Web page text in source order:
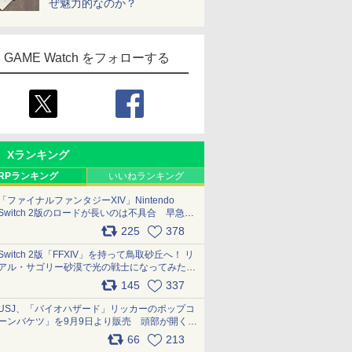
ぜ魅力的なのか？
GAME Watch をフォローする
Xランキング
ランキング いいねランキング
ファイナルファンタジーXIV」Nintendo
2版のロードが長いのは不具合 早急に
ップデートできるよう対応中225 378
2版「FFXIV」を持って鳥取砂丘へ！ リ
ル・サゴリー砂漠で光の戦士になってみた
145 337
、「バイオハザード」リッカーのポップコ
ンバケツ」を9月9日より販売 頭部が開く仕
み。味は恐怖を堪のう「味噌フレーバー」
66 213